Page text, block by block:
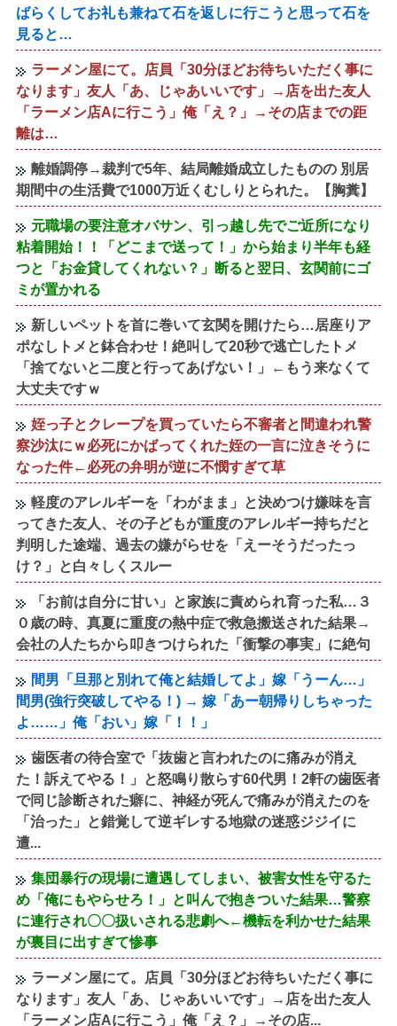
ばらくしてお礼も兼ねて石を返しに行こうと思って石を
見ると…
ラーメン屋にて。店員「30分ほどお待ちいただく事に
なります」友人「あ、じゃあいいです」→店を出た友人
「ラーメン店Aに行こう」俺「え？」→その店までの距
離は…
離婚調停→裁判で5年、結局離婚成立したものの 別居
期間中の生活費で1000万近くむしりとられた。【胸糞】
元職場の要注意オバサン、引っ越し先でご近所になり
粘着開始！！「どこまで送って！」から始まり半年も経
つと「お金貸してくれない？」断ると翌日、玄関前にゴ
ミが置かれる
新しいペットを首に巻いて玄関を開けたら…居座りア
ポなしトメと鉢合わせ！絶叫して20秒で逃亡したトメ
「捨てないと二度と行ってあげない！」←もう来なくて
大丈夫ですｗ
姪っ子とクレープを買っていたら不審者と間違われ警
察沙汰にｗ必死にかばってくれた姪の一言に泣きそうに
なった件←必死の弁明が逆に不憫すぎて草
軽度のアレルギーを「わがまま」と決めつけ嫌味を言
ってきた友人、その子どもが重度のアレルギー持ちだと
判明した途端、過去の嫌がらせを「えーそうだったっ
け？」と白々しくスルー
「お前は自分に甘い」と家族に責められ育った私…３
０歳の時、真夏に重度の熱中症で救急搬送された結果→
会社の人たちから叩きつけられた「衝撃の事実」に絶句
間男「旦那と別れて俺と結婚してよ」嫁「うーん…」
間男(強行突破してやる！) → 嫁「あー朝帰りしちゃった
よ……」俺「おい」嫁「！！」
歯医者の待合室で「抜歯と言われたのに痛みが消え
た！訴えてやる！」と怒鳴り散らす60代男！2軒の歯医者
で同じ診断された癖に、神経が死んで痛みが消えたのを
「治った」と錯覚して逆ギレする地獄の迷惑ジジイに
遭...
集団暴行の現場に遭遇してしまい、被害女性を守るた
め「俺にもやらせろ！」と叫んで抱きついた結果…警察
に連行され〇〇扱いされる悲劇へ←機転を利かせた結果
が裏目に出すぎて惨事
ラーメン屋にて。店員「30分ほどお待ちいただく事に
なります」友人「あ、じゃあいいです」→店を出た友人
「ラーメン店Aに行こう」俺「え？」→その店...